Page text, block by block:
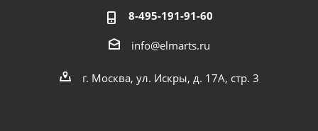
8-495-191-91-60
info@elmarts.ru
г. Москва, ул. Искры, д. 17А, стр. 3